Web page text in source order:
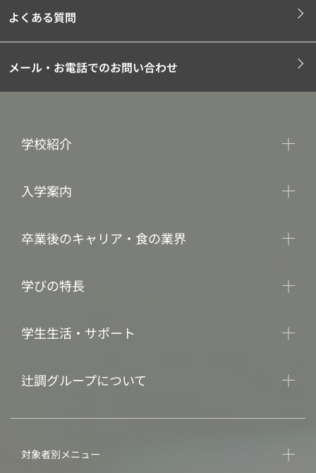
よくある質問
メール・お電話でのお問い合わせ
学校紹介
入学案内
卒業後のキャリア・食の業界
学びの特長
学生生活・サポート
辻調グループについて
対象者別メニュー